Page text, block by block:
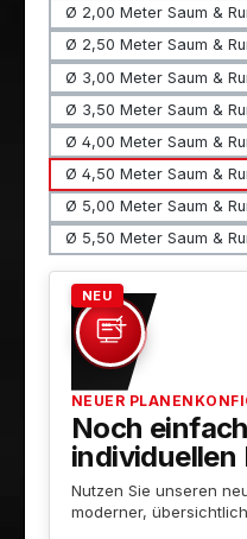
Ø 2,00 Meter Saum &
Ø 2,50 Meter Saum &
Ø 3,00 Meter Saum &
Ø 3,50 Meter Saum &
Ø 4,00 Meter Saum &
Ø 4,50 Meter Saum &
Ø 5,00 Meter Saum &
Ø 5,50 Meter Saum &
NEU
NEUER
Noch
individuellen
Nutzen Sie unseren
moderner,